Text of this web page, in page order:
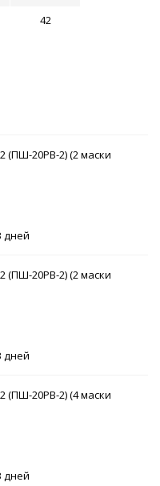
42
(ПШ-20РВ-2) (2 маски
дней
(ПШ-20РВ-2) (2 маски
дней
(ПШ-20РВ-2) (4 маски
дней